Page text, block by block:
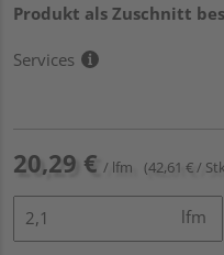
Produkt als Zuschnitt
Services
20,29 € / lfm (42,61 € /
lfm